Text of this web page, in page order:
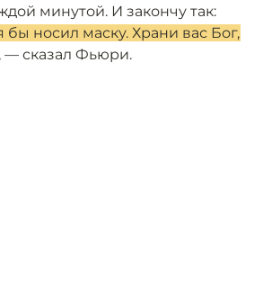
минутой. И закончу так:
бы носил маску. Храни вас Бог,
— сказал Фьюри.